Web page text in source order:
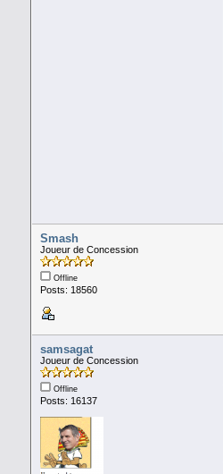
Smash
Joueur de Concession
Offline
Posts: 18560
samsagat
Joueur de Concession
Offline
Posts: 16137